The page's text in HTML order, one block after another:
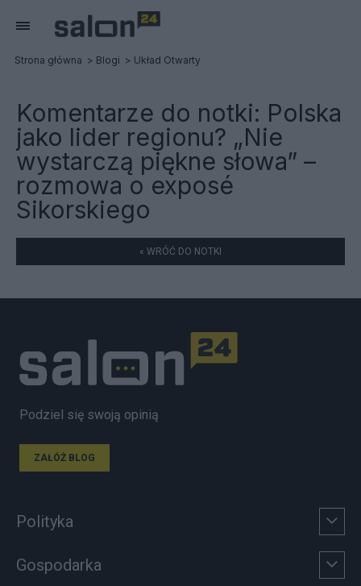
Strona główna Blogi Układ Otwarty
Komentarze do notki: Polska
jako lider regionu? „Nie
wystarczą piękne słowa” –
rozmowa o exposé
Sikorskiego
« WRÓĆ DO NOTKI
Podziel się swoją opinią
ZAŁÓŻ BLOG
Polityka
Gospodarka